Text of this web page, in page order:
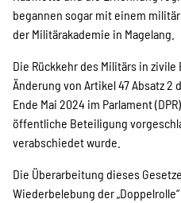
begannen sogar mit einem
der Militärakademie in Magelang.
Die Rückkehr des Militärs in
Änderung von Artikel 47 Absatz
Ende Mai 2024 im Parlament
öffentliche Beteiligung
verabschiedet wurde.
Die Überarbeitung dieses
Wiederbelebung der